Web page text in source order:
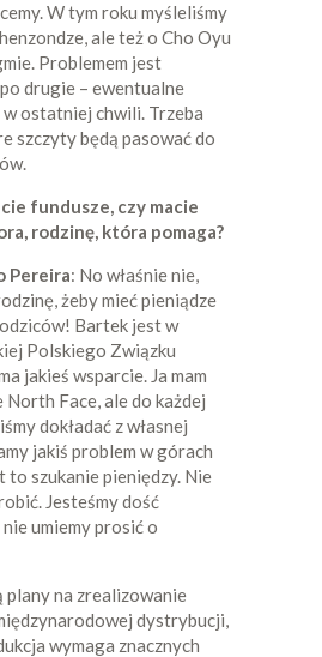
W tym roku myśleliśmy
ale też o Cho Oyu
Problemem jest
drugie – ewentualne
ostatniej chwili. Trzeba
szczyty będą pasować do
fundusze, czy macie
rodzinę, która pomaga?
Pereira: No właśnie nie,
żeby mieć pieniądze
Bartek jest w
Polskiego Związku
jakieś wsparcie. Ja mam
North Face, ale do każdej
dokładać z własnej
jakiś problem w górach
to szukanie pieniędzy. Nie
Jesteśmy dość
umiemy prosić o
na zrealizowanie
dystrybucji,
wymaga znacznych